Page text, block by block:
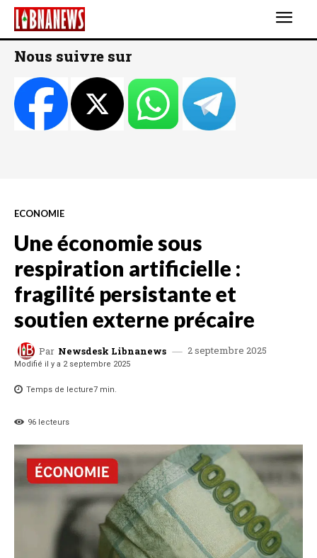
Nous suivre sur
ECONOMIE
Une économie sous
respiration artificielle :
fragilité persistante et
soutien externe précaire
Par Newsdesk Libnanews 2 septembre 2025
Modifié il y a 2 septembre 2025
Temps de lecture7 min.
96 lecteurs